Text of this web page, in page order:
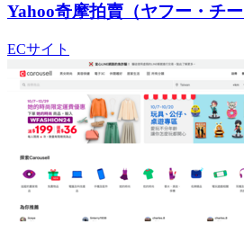
Yahoo奇摩拍賣（ヤフー・チー
ECサイト